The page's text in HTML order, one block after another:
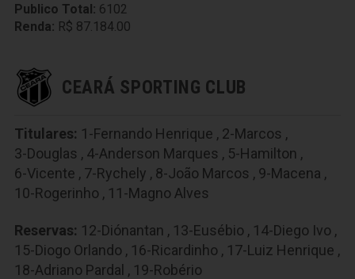
Publico Total: 6102
Renda: R$ 87.184.00
CEARÁ SPORTING CLUB
Titulares: 1-Fernando Henrique , 2-Marcos ,
3-Douglas , 4-Anderson Marques , 5-Hamilton ,
6-Vicente , 7-Rychely , 8-João Marcos , 9-Macena ,
10-Rogerinho , 11-Magno Alves
Reservas: 12-Diónantan , 13-Eusébio , 14-Diego Ivo ,
15-Diogo Orlando , 16-Ricardinho , 17-Luiz Henrique ,
18-Adriano Pardal , 19-Robério